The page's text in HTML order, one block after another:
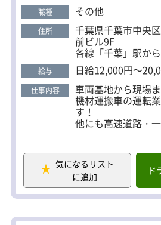
クラク。 ・中型免許をお持ちの
重労働や長距離の運転等などの
大手会社ならではの充実の福利厚生。 ※
月間のみ交通誘導等の警備業を
職種 その他
住所 千葉県千葉市中央
前ビル9F
各線「千葉」駅か
給与 日給12,000円～
仕事内容 車両基地から現場
機材運搬車の運転
す！
他にも高速道路・
・工事現場等の交
に標識や、カラー
設置
・工事中は車両の
・終了したら速や
気になるリスト
に追加
ド